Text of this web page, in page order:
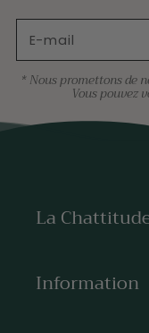
E-mail
* Nous promettons de
Vous pouvez
La
Information